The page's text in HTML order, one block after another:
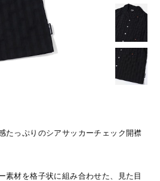
たっぷりのシアサッカーチェック開襟
素材を格子状に組み合わせた、見た目